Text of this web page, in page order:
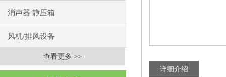
消声器 静压箱
风机/排风设备
查看更多 >>
详细介绍